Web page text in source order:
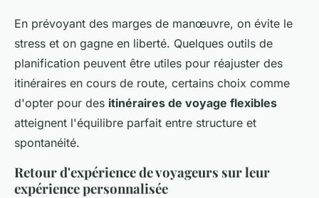
En prévoyant des marges de manœuvre, on évite le
stress et on gagne en liberté. Quelques outils de
planification peuvent être utiles pour réajuster des
itinéraires en cours de route, certains choix comme
d'opter pour des itinéraires de voyage flexibles
atteignent l'équilibre parfait entre structure et
spontanéité.
Retour d'expérience de voyageurs sur leur
expérience personnalisée